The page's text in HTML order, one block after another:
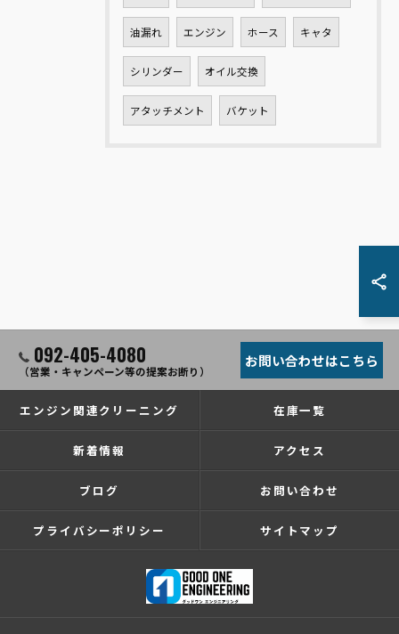
油漏れ エンジン ホース キャタ
シリンダー オイル交換
アタッチメント バケット
092-405-4080
（営業・キャンペーン等の提案お断り）
お問い合わせはこちら
エンジン関連クリーニング 在庫一覧
新着情報 アクセス
ブログ お問い合わせ
プライバシーポリシー サイトマップ